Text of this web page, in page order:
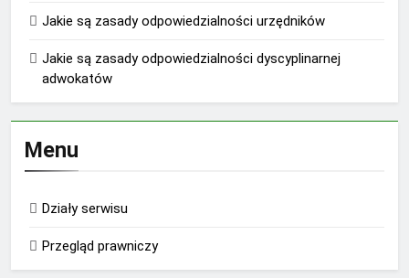
Jakie są zasady odpowiedzialności urzędników
Jakie są zasady odpowiedzialności dyscyplinarnej
adwokatów
Menu
Działy serwisu
Przegląd prawniczy